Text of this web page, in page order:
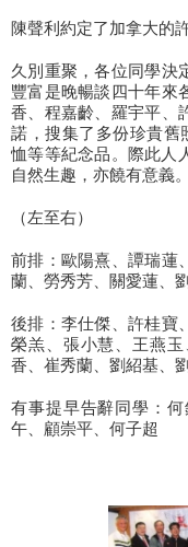
陳聲利約定了加拿大的
久別重聚，各位同學決
豐富是晚暢談四十年來
香、程嘉齡、羅宇平、
諾，搜集了多份珍貴舊
恤等等紀念品。際此人
自然生趣，亦饒有意義。
（左至右）
前排：歐陽熹、譚瑞蓮
蘭、勞秀芳、關愛蓮、
後排：李仕傑、許桂寶
榮羔、張小慧、王燕
香、崔秀蘭、劉紹基、
有事提早告辭同學：
午、顧崇平、何子超